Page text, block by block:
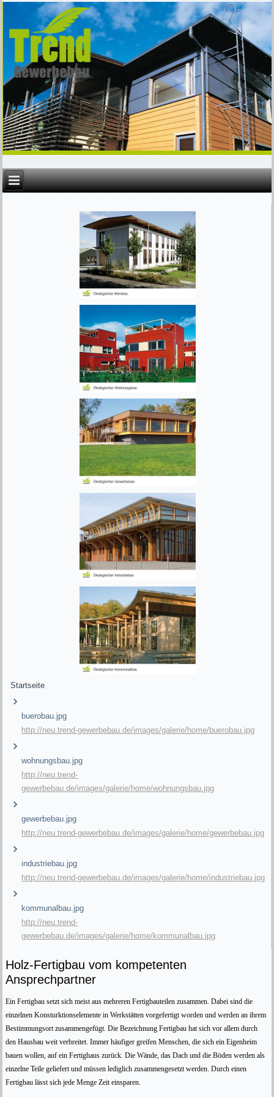
Startseite
buerobau.jpg
http://neu.trend-gewerbebau.de/images/galerie/home/buerobau.jpg
wohnungsbau.jpg
http://neu.trend-
gewerbebau.de/images/galerie/home/wohnungsbau.jpg
gewerbebau.jpg
http://neu.trend-gewerbebau.de/images/galerie/home/gewerbebau.jpg
industriebau.jpg
http://neu.trend-gewerbebau.de/images/galerie/home/industriebau.jpg
kommunalbau.jpg
http://neu.trend-
gewerbebau.de/images/galerie/home/kommunalbau.jpg
Holz-Fertigbau vom kompetenten
Ansprechpartner
Ein Fertigbau setzt sich meist aus mehreren Fertigbauteilen zusammen. Dabei sind die
einzelnen Konsturktionselemente in Werkstätten vorgefertigt worden und werden an ihrem
Bestimmungsort zusammengefügt. Die Bezeichnung Fertigbau hat sich vor allem durch
den Hausbau weit verbreitet. Immer häufiger greifen Menschen, die sich ein Eigenheim
bauen wollen, auf ein Fertighaus zurück. Die Wände, das Dach und die Böden werden als
einzelne Teile geliefert und müssen lediglich zusammengesetzt werden. Durch einen
Fertigbau lässt sich jede Menge Zeit einsparen.